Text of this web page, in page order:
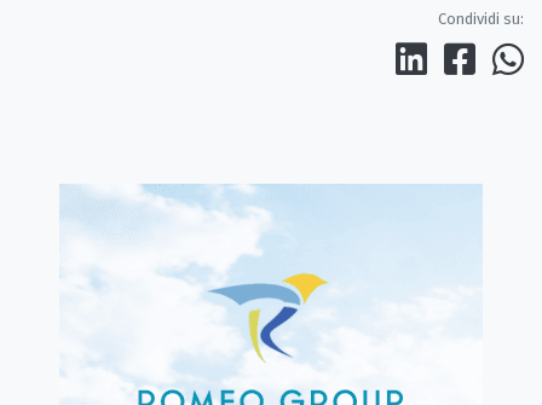
Condividi su: